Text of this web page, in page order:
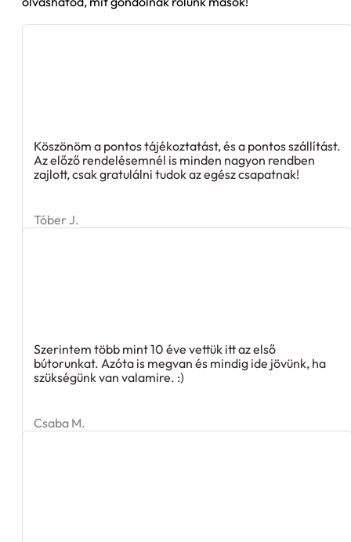
Köszönöm a pontos tájékoztatást, és a pontos szállítást.
Az előző rendelésemnél is minden nagyon rendben
zajlott, csak gratulálni tudok az egész csapatnak!
Tóber J.
Szerintem több mint 10 éve vettük itt az első
bútorunkat. Azóta is megvan és mindig ide jövünk, ha
szükségünk van valamire. :)
Csaba M.